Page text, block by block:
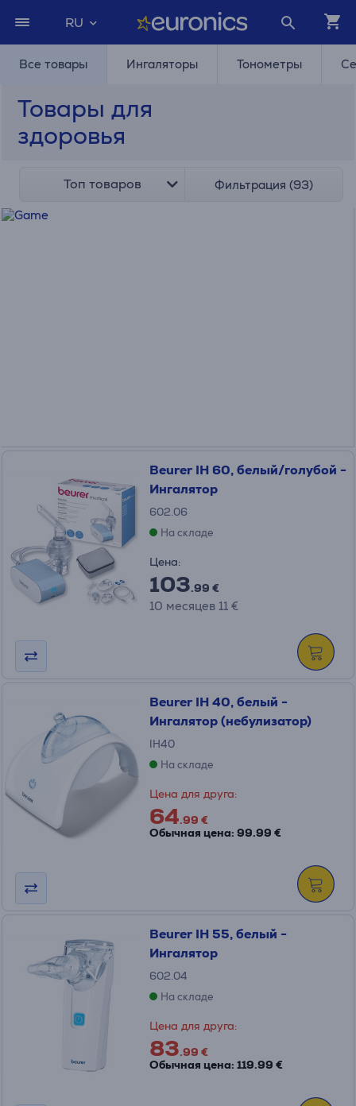
RU
Все товары Ингаляторы Тонометры
Товары для
здоровья
Топ товаров Фильтрация (93)
Beurer IH 60, белый/голубой -
Ингалятор
602.06
На складе
Цена:
103.99 €
10 месяцев 11 €
Beurer IH 40, белый -
Ингалятор (небулизатор)
IH40
На складе
Цена для друга:
64.99 €
Обычная цена: 99.99 €
Beurer IH 55, белый -
Ингалятор
602.04
На складе
Цена для друга:
83.99 €
Обычная цена: 119.99 €